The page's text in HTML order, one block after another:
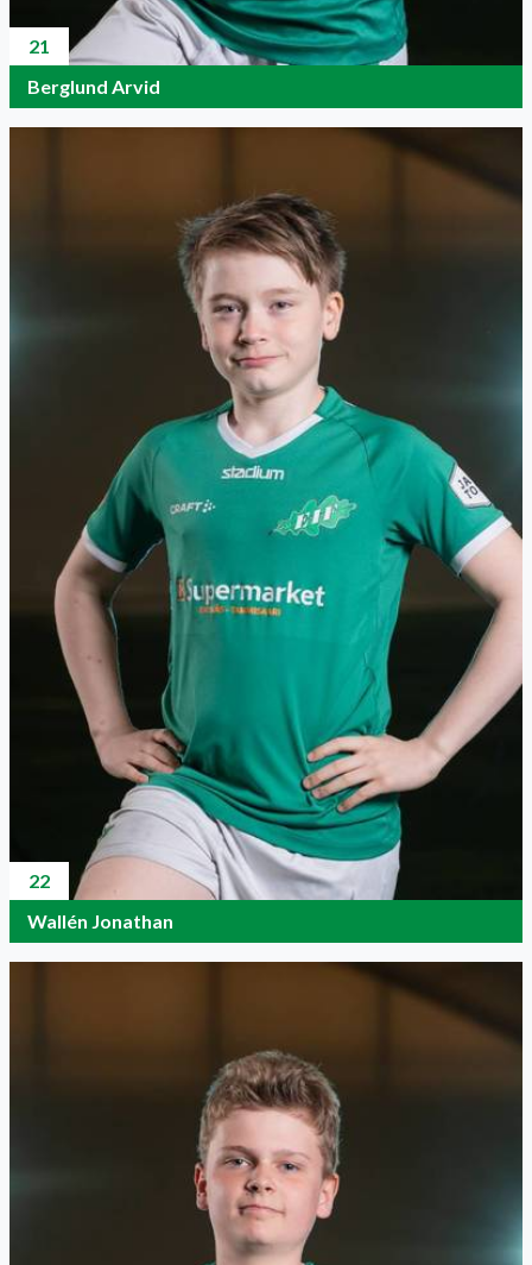
21
Berglund Arvid
22
Wallén Jonathan